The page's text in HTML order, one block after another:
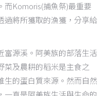
而Komoris(捕魚祭)最重要
過將所獲取的漁獲，分享給
富源溪。阿美族的部落生活
菜及農耕的稻米是主食之
生的蛋白質來源。然而自然